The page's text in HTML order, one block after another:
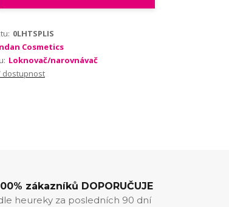
0LHTSPLIS
Cosmetics
Loknovač/narovnávač
dostupnost
zákazníků DOPORUČUJE
heureky za posledních 90 dní